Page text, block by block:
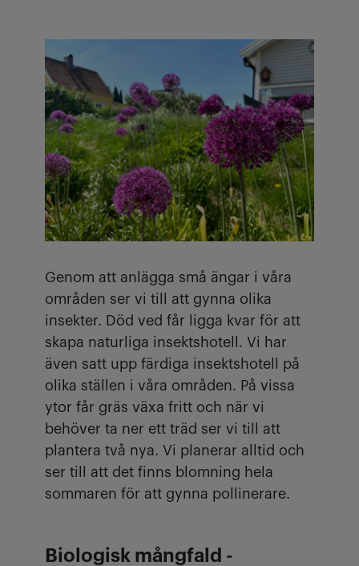
Genom att anlägga små ängar i våra
områden ser vi till att gynna olika
insekter. Död ved får ligga kvar för att
skapa naturliga insektshotell. Vi har
även satt upp färdiga insektshotell på
olika ställen i våra områden. På vissa
ytor får gräs växa fritt och när vi
behöver ta ner ett träd ser vi till att
plantera två nya. Vi planerar alltid och
ser till att det finns blomning hela
sommaren för att gynna pollinerare.
Biologisk mångfald -